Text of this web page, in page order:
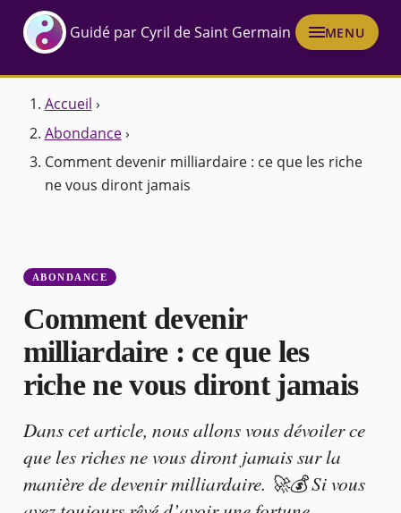
Guidé par Cyril de Saint Germain MENU
Accueil ›
Abondance ›
Comment devenir milliardaire : ce que les riche
ne vous diront jamais
ABONDANCE
Comment devenir
milliardaire : ce que les
riche ne vous diront jamais
Dans cet article, nous allons vous dévoiler ce
que les riches ne vous diront jamais sur la
manière de devenir milliardaire. 🚀💰 Si vous